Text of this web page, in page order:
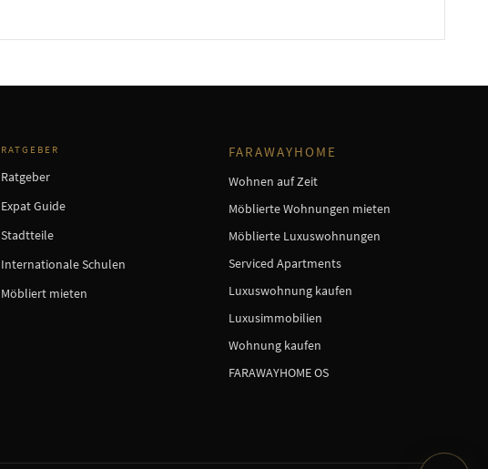
RATGEBER
Ratgeber
Expat Guide
Stadtteile
Internationale Schulen
Möbliert mieten
FARAWAYHOME
Wohnen auf Zeit
Möblierte Wohnungen mieten
Möblierte Luxuswohnungen
Serviced Apartments
Luxuswohnung kaufen
Luxusimmobilien
Wohnung kaufen
FARAWAYHOME OS